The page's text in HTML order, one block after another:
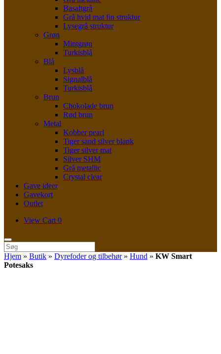
Basaltgrå
Grå hvid mat fin struktur
Lysegrå struktur
Grøn
Mintgrøn
Turkisblå
Blå
Lysblå
Signalblå
Turkisblå
Brun
Chokolade brun
Rød brun
Metal
Kobber pearl
Tiger sand silver blank
Tiger silver mat
Silver SHM
Grå metallic
Crystal clear
Gave ideer
Gavekort
Outlet
View
View Cart 0
Søg
efter:
Hjem » Butik » Dyrefoder og tilbehør» Hund » KW Smart
Potesaks